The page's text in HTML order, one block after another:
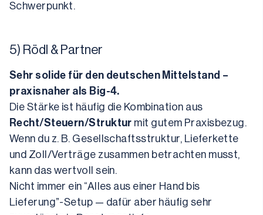
Schwerpunkt.
5) Rödl & Partner
Sehr solide für den deutschen Mittelstand –
praxisnaher als Big-4.
Recht/Steuern/Struktur mit gutem Praxisbezug.
Wenn du z. B. Gesellschaftsstruktur, Lieferkette
und Zoll/Verträge zusammen betrachten musst,
kann das wertvoll sein.
Nicht immer ein “Alles aus einer Hand bis
Lieferung”-Setup — dafür aber häufig sehr